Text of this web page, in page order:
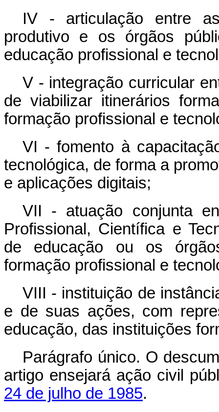
IV - articulação entre
produtivo e os órgãos
educação profissional e
V - integração curricular
de viabilizar itinerários
formação profissional e
VI - fomento à
tecnológica, de forma a
e aplicações digitais;
VII - atuação conjunta
Profissional, Científica e
de educação ou os
formação profissional e
VIII - instituição de
e de suas ações, com
educação, das instituições
Parágrafo único. O
artigo ensejará ação civil
24 de julho de 1985.